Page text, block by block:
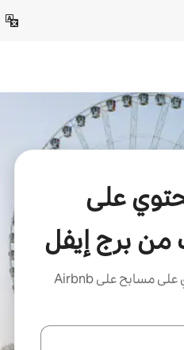
على
من برج إيفل
ابحث عن بيوت فريدة تحتوي على مسابح على Airbnb